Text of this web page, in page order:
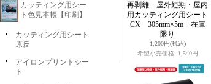
カッティング用シー
ト色見本帳【印刷】
カッティング用シート
原反
アイロンプリントシー
ト
再剥離 屋外短期・屋内
用カッティング用シート
CX 305mm×5m 在庫
限り
1,200円(税込)
希望小売価格: 1,540円